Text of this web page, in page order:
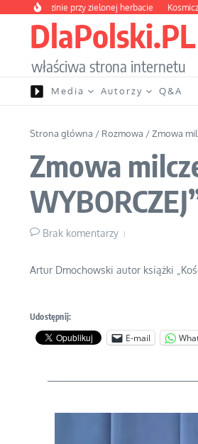
Przejdź do treści
o rodzinie przy zielonej herbacie Kosmiczny
DlaPolski.PL
właściwa strona internetu
Media Autorzy Q&A
Strona główna / Rozmowa /Zmowa
Zmowa
Brak komentarzy
Artur Dmochowski autor książki
Udostępnij:
E-mail